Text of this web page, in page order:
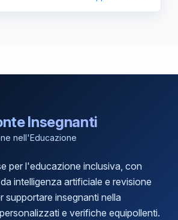
Insegnanti
nell'Educazione
per l'educazione inclusiva, con
intelligenza artificiale e revisione
supportare insegnanti nella
e verifiche equipollenti.